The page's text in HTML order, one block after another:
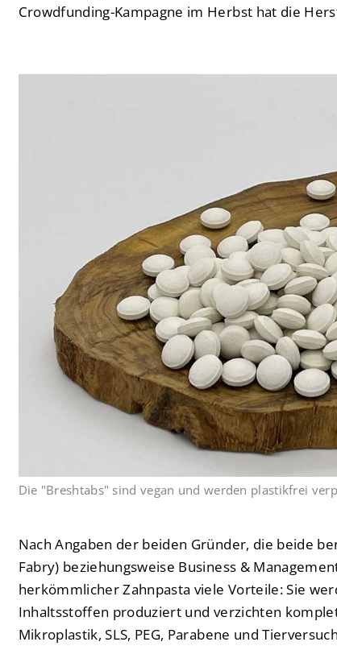
Crowdfunding-Kampagne im Herbst hat die
Die "Breshtabs" sind vegan und werden plastikfrei
Nach Angaben der beiden Gründer, die beide
Fabry) beziehungsweise Business &
herkömmlicher Zahnpasta viele Vorteile: Sie
Inhaltsstoffen produziert und verzichten
Mikroplastik, SLS, PEG, Parabene und